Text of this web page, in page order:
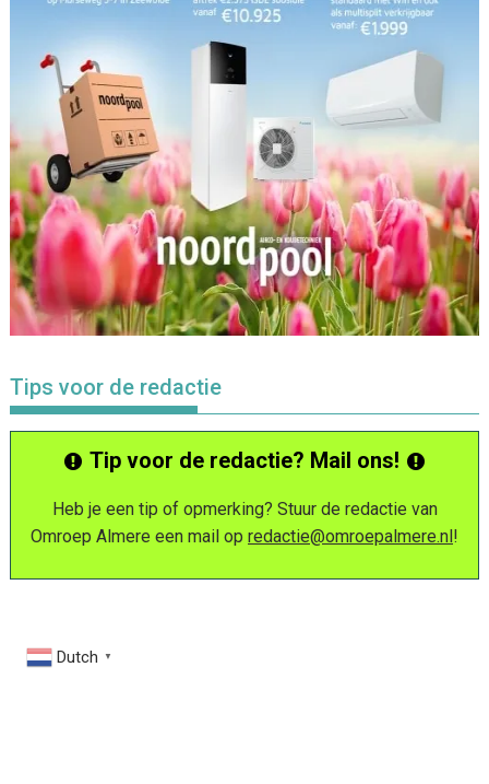
Tips voor de redactie
Tip voor de redactie? Mail ons!
Heb je een tip of opmerking? Stuur de redactie van
Omroep Almere een mail op redactie@omroepalmere.nl!
Dutch ▼